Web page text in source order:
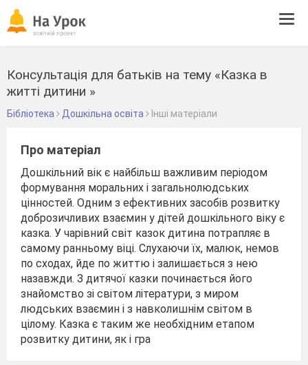
Консультація для батьків на тему «Казка в
житті дитини »
Бібліотека Дошкільна освіта Інші матеріали
Про матеріал
Дошкільний вік є найбільш важливим періодом
формування моральних і загальнолюдських
цінностей. Одним з ефективних засобів розвитку
доброзичливих взаємин у дітей дошкільного віку є
казка. У чарівний світ казок дитина потрапляє в
самому ранньому віці. Слухаючи їх, малюк, немов
по сходах, йде по життю і залишається з нею
назавжди. З дитячої казки починається його
знайомство зі світом літератури, з миром
людських взаємин і з навколишнім світом в
цілому. Казка є таким же необхідним етапом
розвитку дитини, як і гра